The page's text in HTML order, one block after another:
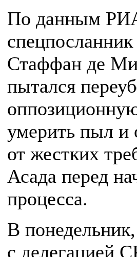
По данным
Стаффан де
пытался
умерить пыл и
от жестких
Асада перед
процесса.
В
с делегацией